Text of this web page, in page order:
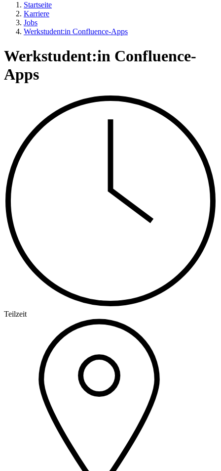
Startseite
Karriere
Jobs
Werkstudent:in Confluence-Apps
Werkstudent:in Confluence-
Apps
Teilzeit